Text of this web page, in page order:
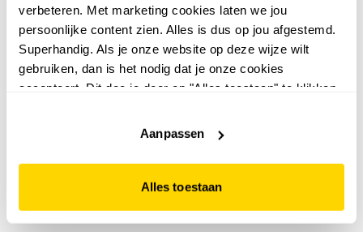
verbeteren. Met marketing cookies laten we jou
persoonlijke content zien. Alles is dus op jou afgestemd.
Superhandig. Als je onze website op deze wijze wilt
gebruiken, dan is het nodig dat je onze cookies
accepteert. Dit doe je door op "Alles toestaan" te klikken.
website niet optimaal functioneert.
Aanpassen
Alles toestaan